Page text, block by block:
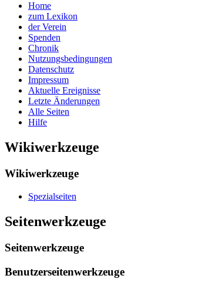
Home
zum Lexikon
der Verein
Spenden
Chronik
Nutzungsbedingungen
Datenschutz
Impressum
Aktuelle Ereignisse
Letzte Änderungen
Alle Seiten
Hilfe
Wikiwerkzeuge
Wikiwerkzeuge
Spezialseiten
Seitenwerkzeuge
Seitenwerkzeuge
Benutzerseitenwerkzeuge